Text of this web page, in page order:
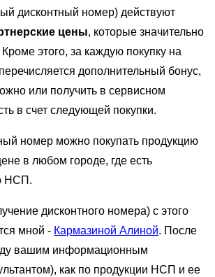
дисконтный номер) действуют
цены, которые значительно
этого, за каждую покупку на
дополнительный бонус,
или получить в сервисном
в счет следующей покупки.
номер можно покупать продукцию
в любом городе, где есть
НСП.
дисконтного номера) с этого
мной - Кармазиной Алиной. После
вашим информационным
как по продукции НСП и ее